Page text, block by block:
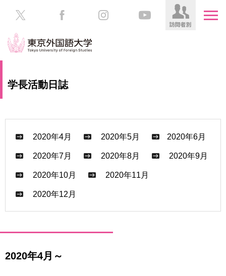
育
研
験
方
者
方
学長活動日誌
2020年4月 2020年5月
2020年6月
2020年7月
2020年8月
2020年9月
2020年10月
2020年11月
2020年12月
2020年4月～